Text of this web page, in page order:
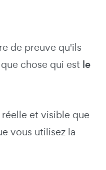
de preuve qu'ils
chose qui est le
et visible que
vous utilisez la